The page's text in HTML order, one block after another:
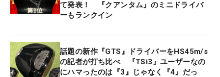
て発表！ 『クアンタム』のミニドライバ
ーもランクイン
話題の新作『GTS』ドライバーをHS45m/s
の記者が打ち比べ 『TSi3』ユーザーなの
にハマったのは『3』じゃなく『4』だっ